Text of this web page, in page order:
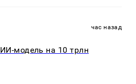
час назад
модель на 10 трлн